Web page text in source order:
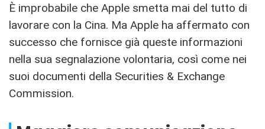
È improbabile che Apple smetta mai del tutto di
lavorare con la Cina. Ma Apple ha affermato con
successo che fornisce già queste informazioni
nella sua segnalazione volontaria, così come nei
suoi documenti della Securities & Exchange
Commission.